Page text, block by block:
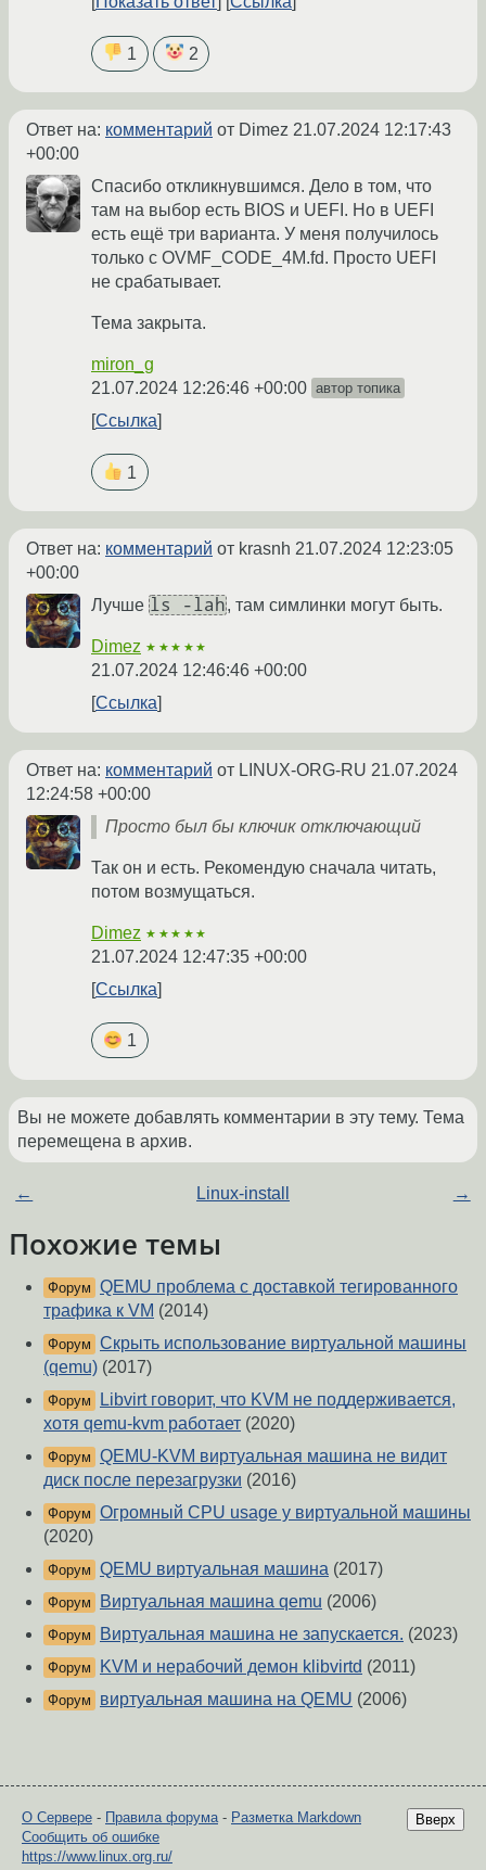
1 2
Ответ на: комментарий от Dimez 21.07.2024 12:17:43
+00:00
Спасибо откликнувшимся. Дело в том, что
там на выбор есть BIOS и UEFI. Но в UEFI
есть ещё три варианта. У меня получилось
только с OVMF_CODE_4M.fd. Просто UEFI
не срабатывает.
Тема закрыта.
miron_g
21.07.2024 12:26:46 +00:00 автор топика
Ссылка
1
Ответ на: комментарий от krasnh 21.07.2024 12:23:05
+00:00
Лучше ls -lah, там симлинки могут быть.
Dimez ★★★★★
21.07.2024 12:46:46 +00:00
Ссылка
Ответ на: комментарий от LINUX-ORG-RU 21.07.2024
12:24:58 +00:00
Просто был бы ключик отключающий
Так он и есть. Рекомендую сначала читать,
потом возмущаться.
Dimez ★★★★★
21.07.2024 12:47:35 +00:00
Ссылка
1
Вы не можете добавлять комментарии в эту тему. Тема
перемещена в архив.
← Linux-install →
Похожие темы
Форум QEMU проблема с доставкой тегированного
трафика к VM (2014)
Форум Скрыть использование виртуальной машины
(qemu) (2017)
Форум
Libvirt говорит, что KVM не поддерживается,
хотя qemu-kvm работает (2020)
Форум QEMU-KVM виртуальная машина не видит
диск после перезагрузки (2016)
Форум Огромный CPU usage у виртуальной машины
(2020)
Форум QEMU виртуальная машина (2017)
Форум Виртуальная машина qemu (2006)
Форум Виртуальная машина не запускается. (2023)
Форум KVM и нерабочий демон klibvirtd (2011)
Форум виртуальная машина на QEMU (2006)
Вверх
О Сервере - Правила форума- Разметка Markdown
Сообщить об ошибке
https://www.linux.org.ru/